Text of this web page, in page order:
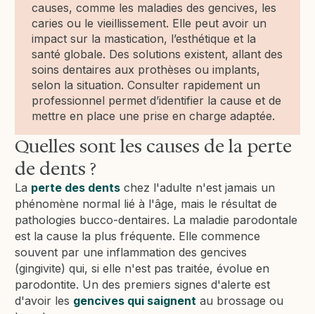
causes, comme les maladies des gencives, les
caries ou le vieillissement. Elle peut avoir un
impact sur la mastication, l’esthétique et la
santé globale. Des solutions existent, allant des
soins dentaires aux prothèses ou implants,
selon la situation. Consulter rapidement un
professionnel permet d’identifier la cause et de
mettre en place une prise en charge adaptée.
Quelles sont les causes de la perte
de dents ?
La perte des dents chez l'adulte n'est jamais un
phénomène normal lié à l'âge, mais le résultat de
pathologies bucco-dentaires. La maladie parodontale
est la cause la plus fréquente. Elle commence
souvent par une inflammation des gencives
(gingivite) qui, si elle n'est pas traitée, évolue en
parodontite. Un des premiers signes d'alerte est
d'avoir les gencives qui saignent au brossage ou